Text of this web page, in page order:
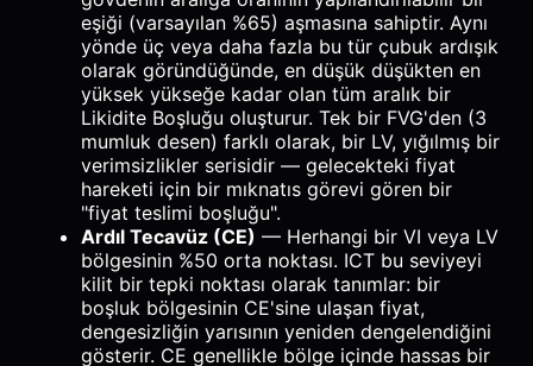
eşiği (varsayılan %65) aşmasına sahiptir. Aynı
yönde üç veya daha fazla bu tür çubuk ardışık
olarak göründüğünde, en düşük düşükten en
yüksek yükseğe kadar olan tüm aralık bir
Likidite Boşluğu oluşturur. Tek bir FVG'den (3
mumluk desen) farklı olarak, bir LV, yığılmış bir
verimsizlikler serisidir — gelecekteki fiyat
hareketi için bir mıknatıs görevi gören bir
"fiyat teslimi boşluğu".
Ardıl Tecavüz (CE) — Herhangi bir VI veya LV
bölgesinin %50 orta noktası. ICT bu seviyeyi
kilit bir tepki noktası olarak tanımlar: bir
boşluk bölgesinin CE'sine ulaşan fiyat,
dengesizliğin yarısının yeniden dengelendiğini
gösterir. CE genellikle bölge içinde hassas bir